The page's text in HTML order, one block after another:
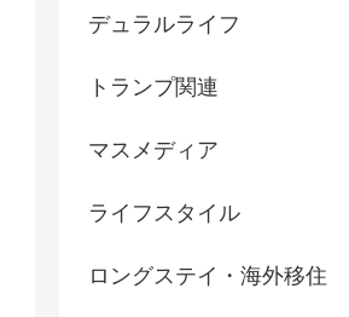
デュラルライフ
トランプ関連
マスメディア
ライフスタイル
ロングステイ・海外移住